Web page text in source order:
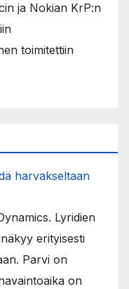
ja Nokian KrP:n
toimitettiin
harvakseltaan
Lyridien
erityisesti
Parvi on
on